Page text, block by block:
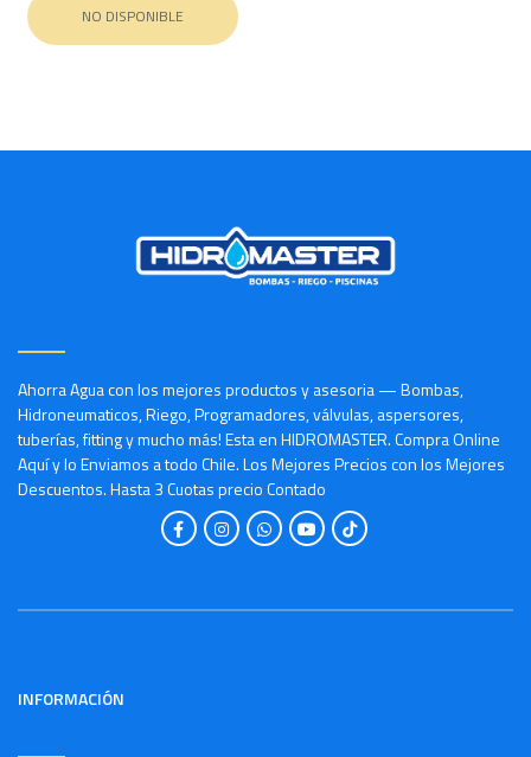
NO DISPONIBLE
Ahorra Agua con los mejores productos y asesoria — Bombas,
Hidroneumaticos, Riego, Programadores, válvulas, aspersores,
tuberías, fitting y mucho más! Esta en HIDROMASTER. Compra Online
Aquí y lo Enviamos a todo Chile. Los Mejores Precios con los Mejores
Descuentos. Hasta 3 Cuotas precio Contado
INFORMACIÓN